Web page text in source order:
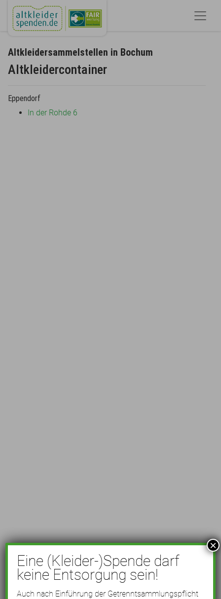
Altkleidersammelstellen in Bochum
Altkleidercontainer
Eppendorf
In der Rohde 6
Eine (Kleider-)Spende darf
keine Entsorgung sein!
Auch nach Einführung der Getrenntsammlungspflicht
×